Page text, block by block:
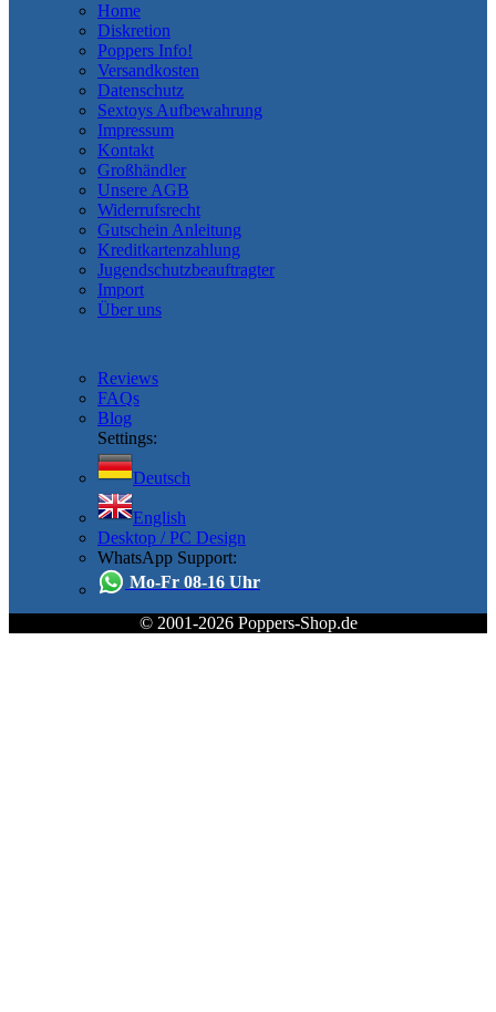
Home
Diskretion
Poppers Info!
Versandkosten
Datenschutz
Sextoys Aufbewahrung
Impressum
Kontakt
Großhändler
Unsere AGB
Widerrufsrecht
Gutschein Anleitung
Kreditkartenzahlung
Jugendschutzbeauftragter
Import
Über uns
Reviews
FAQs
Blog
Settings:
Deutsch
English
Desktop / PC Design
WhatsApp Support:
Mo-Fr 08-16 Uhr
© 2001-2026 Poppers-Shop.de